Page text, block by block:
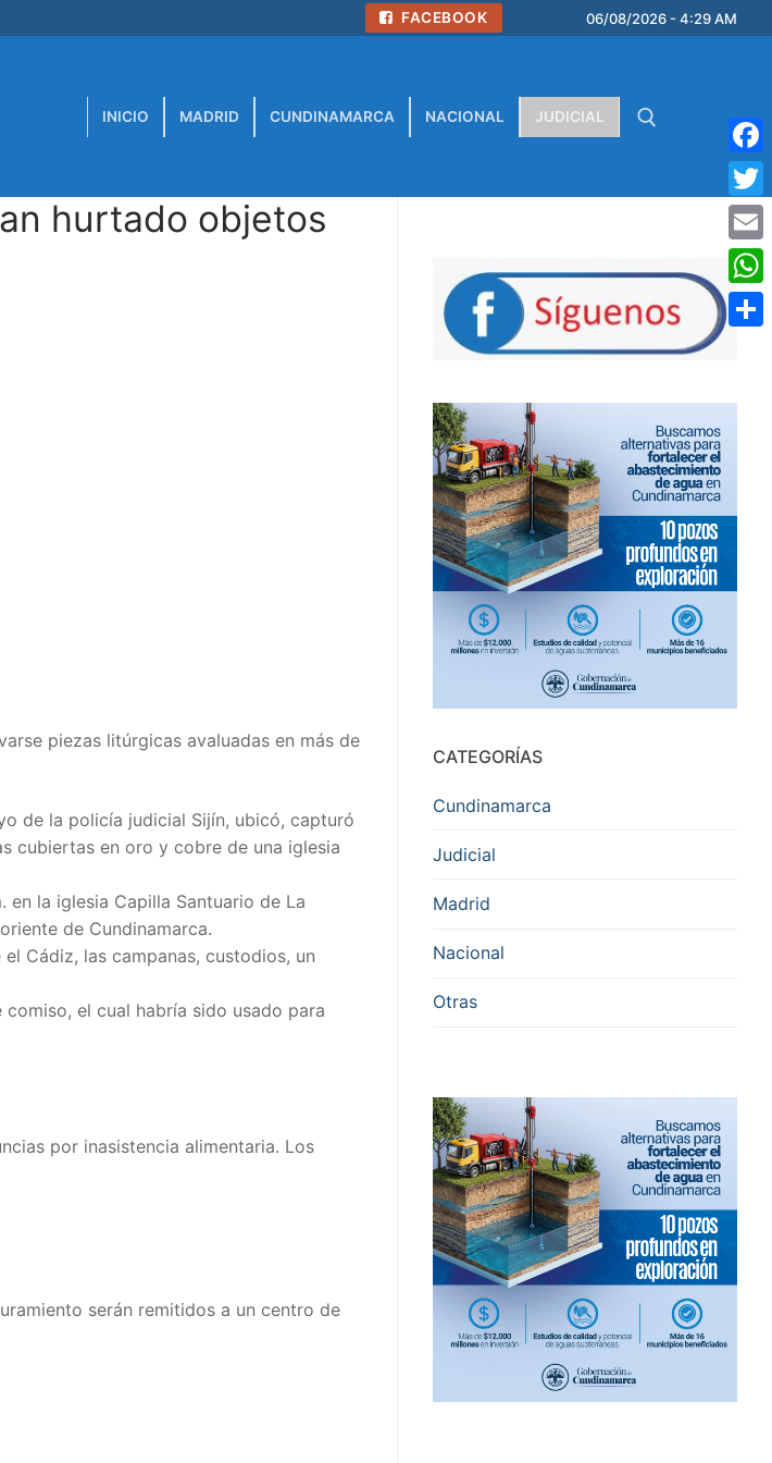
FACEBOOK 06/08/2026 - 4:29 AM
INICIO MADRID CUNDINAMARCA NACIONAL JUDICIAL
hurtado objetos
piezas litúrgicas avaluadas en más de
de la policía judicial Sijín, ubicó, capturó
cubiertas en oro y cobre de una iglesia
en la iglesia Capilla Santuario de La
de Cundinamarca.
Cádiz, las campanas, custodios, un
el cual habría sido usado para
por inasistencia alimentaria. Los
serán remitidos a un centro de
CATEGORÍAS
Cundinamarca
Judicial
Madrid
Nacional
Otras
Email